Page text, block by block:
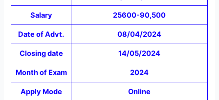
Salary 25600-90,500
Date of Advt. 08/04/2024
Closing date 14/05/2024
Month of Exam 2024
Apply Mode Online